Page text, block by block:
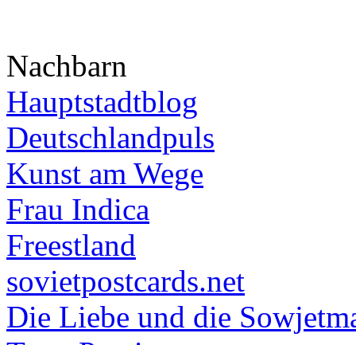
Nachbarn
Hauptstadtblog
Deutschlandpuls
Kunst am Wege
Frau Indica
Freestland
sovietpostcards.net
Die Liebe und die